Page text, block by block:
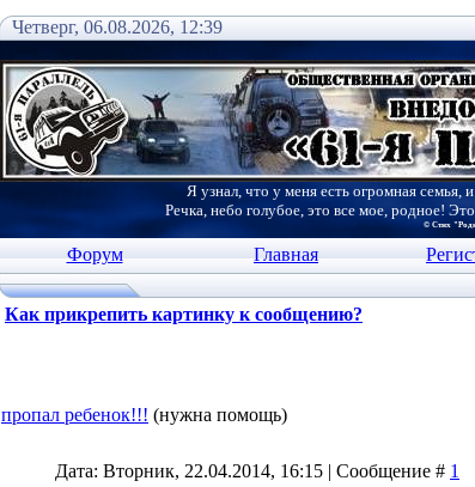
Четверг, 06.08.2026, 12:39
Я узнал, что у меня есть огромная семья,
Речка, небо голубое, это все мое, родное!
© Стих
Форум Главная
Как прикрепить картинку к сообщению?
пропал ребенок!!! (нужна помощь)
Дата: Вторник, 22.04.2014, 16:15 | Сообщение # 1